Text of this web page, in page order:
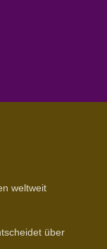
weltweit
über